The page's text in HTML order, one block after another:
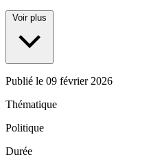
Voir plus
Publié le 09 février 2026
Thématique
Politique
Durée